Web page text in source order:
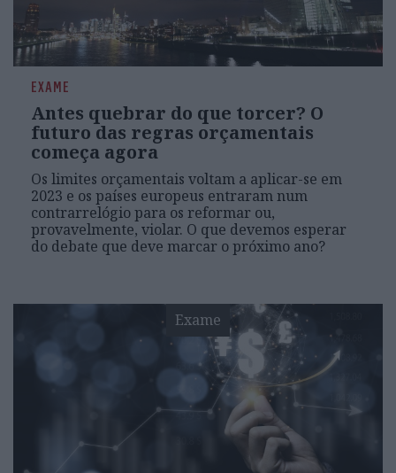
EXAME
Antes quebrar do que torcer? O
futuro das regras orçamentais
começa agora
Os limites orçamentais voltam a aplicar-se em
2023 e os países europeus entraram num
contrarrelógio para os reformar ou,
provavelmente, violar. O que devemos esperar
do debate que deve marcar o próximo ano?
Exame